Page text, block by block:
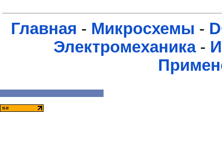
Главная - Микросхемы -
Электромеханика-